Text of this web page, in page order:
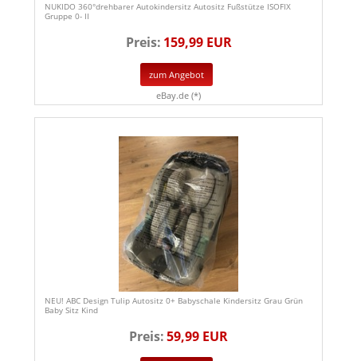
NUKIDO 360°drehbarer Autokindersitz Autositz Fußstütze ISOFIX
Gruppe 0- II
Preis: 159,99 EUR
zum Angebot
eBay.de (*)
NEU! ABC Design Tulip Autositz 0+ Babyschale Kindersitz Grau Grün
Baby Sitz Kind
Preis:59,99 EUR